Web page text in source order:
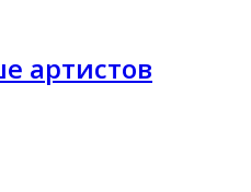
артистов